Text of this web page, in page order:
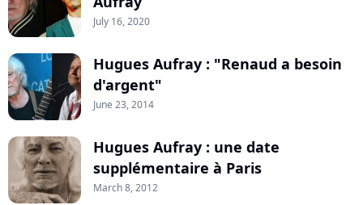
July 16, 2020
Hugues Aufray : "Renaud a besoin
d'argent"
June 23, 2014
Hugues Aufray : une date
supplémentaire à Paris
March 8, 2012